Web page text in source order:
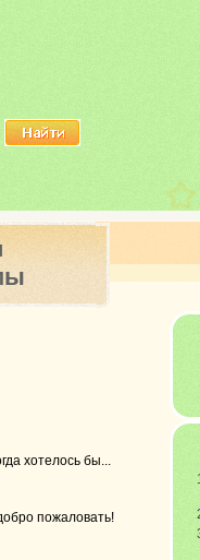
хотелось бы...
пожаловать!